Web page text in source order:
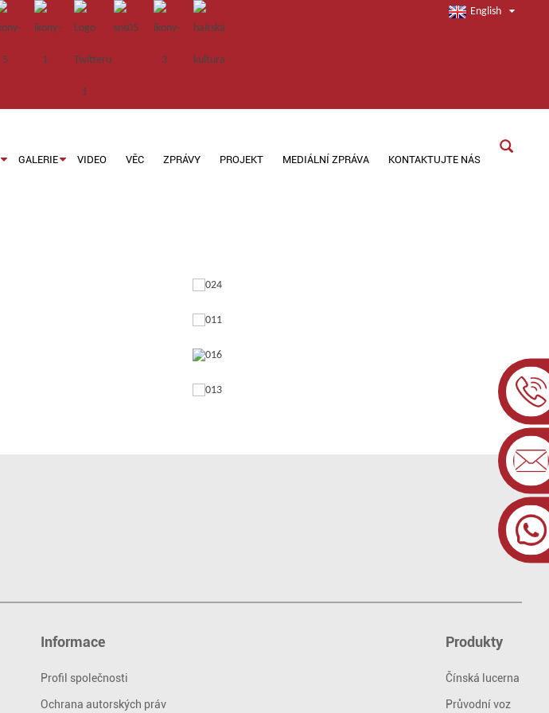
English
GALERIE VIDEO VĚC ZPRÁVY PROJEKT MEDIÁLNÍ ZPRÁVA KONTAKTUJTE NÁS
Informace
Profil společnosti
Ochrana autorských práv
Produkty
Čínská lucerna
Průvodní voz